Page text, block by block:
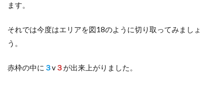
ます。
それでは今度はエリアを図18のように切り取ってみましょ
う。
赤枠の中に ３v３ が出来上がりました。